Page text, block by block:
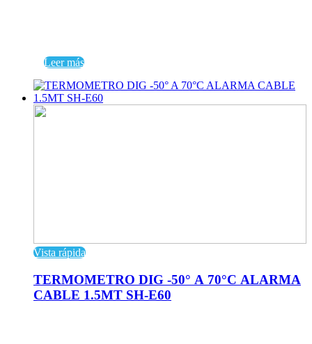
Leer más
Vista rápida
TERMOMETRO DIG -50° A 70°C ALARMA
CABLE 1.5MT SH-E60